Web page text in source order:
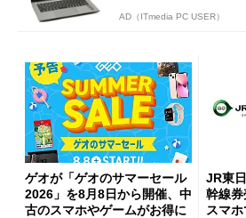
AD（ITmedia PC USER）
ゲオが「ゲオのサマーセール
2026」を8月8日から開催、中
古のスマホやゲームがお得に
JR東
幹線
スマ